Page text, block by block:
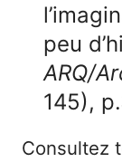
peu
ARQ/
145),
Consultez